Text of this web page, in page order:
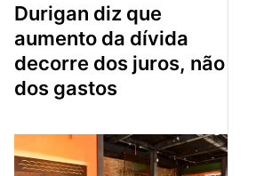
durigan diz que
aumento da dívida
decorre dos juros, não
dos gastos